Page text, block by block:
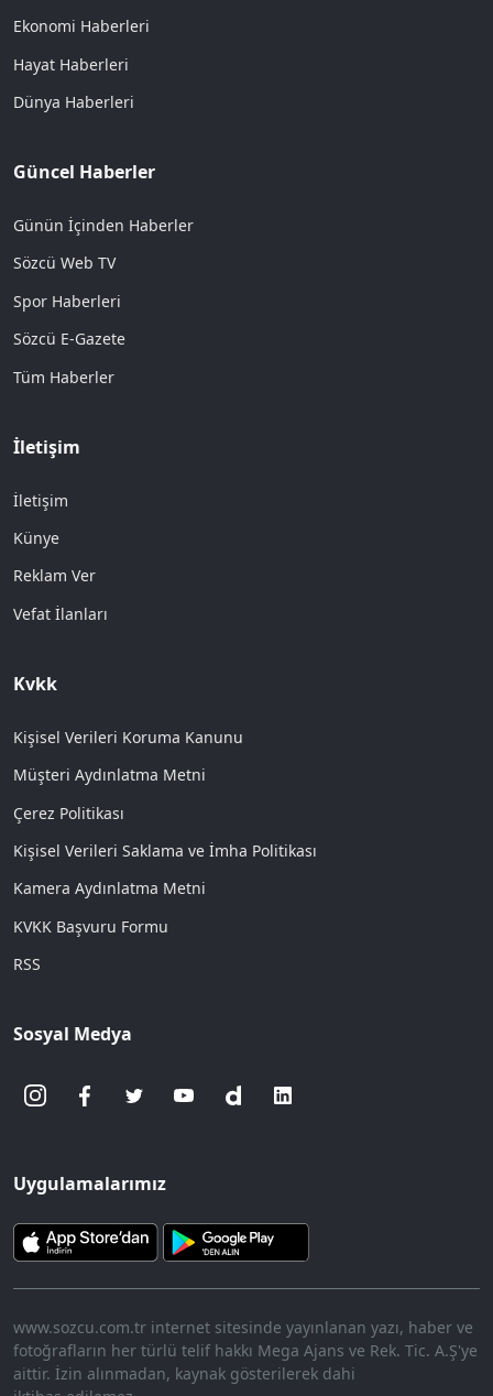
Ekonomi Haberleri
Hayat Haberleri
Dünya Haberleri
Güncel Haberler
Günün İçinden Haberler
Sözcü Web TV
Spor Haberleri
Sözcü E-Gazete
Tüm Haberler
İletişim
İletişim
Künye
Reklam Ver
Vefat İlanları
Kvkk
Kişisel Verileri Koruma Kanunu
Müşteri Aydınlatma Metni
Çerez Politikası
Kişisel Verileri Saklama ve İmha Politikası
Kamera Aydınlatma Metni
KVKK Başvuru Formu
RSS
Sosyal Medya
Uygulamalarımız
www.sozcu.com.tr internet sitesinde yayınlanan yazı, haber ve
fotoğrafların her türlü telif hakkı Mega Ajans ve Rek. Tic. A.Ş'ye
aittir. İzin alınmadan, kaynak gösterilerek dahi